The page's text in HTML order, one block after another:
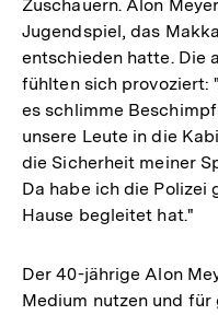
Zuschauern. Alon
Jugendspiel, das
entschieden hatte. Die
fühlten sich provoziert:
es schlimme
unsere Leute in die
die Sicherheit meiner
Da habe ich die Polizei
Hause begleitet hat."
Der 40-jährige Alon
Medium nutzen und